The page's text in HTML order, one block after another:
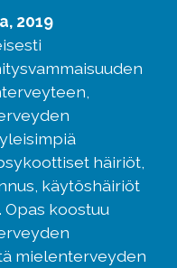
2019
häiriöt,
käytöshäiriöt
Opas koostuu
mielenterveyden